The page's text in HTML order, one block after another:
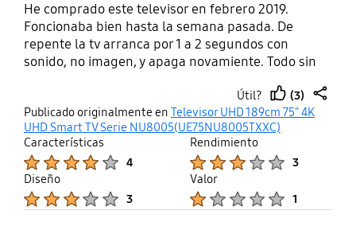
He comprado este televisor en febrero 2019.
Foncionaba bien hasta la semana pasada. De
repente la tv arranca por 1 a 2 segundos con
sonido, no imagen, y apaga novamiente. Todo sin
automaticamente cuando el cable está enchufado.
La sola solucion está a desenchufar el cable de
alimentación electricidad. Hay 2 años de garantia.
Este acaba de terminado!!
Útil?
thumb
up
(3)
share
Publicado originalmente en Televisor UHD 189cm 75" 4K
UHD Smart TV Serie NU8005(UE75NU8005TXXC)
Características
4
Rendimiento
3
Diseño
3
Valor
1